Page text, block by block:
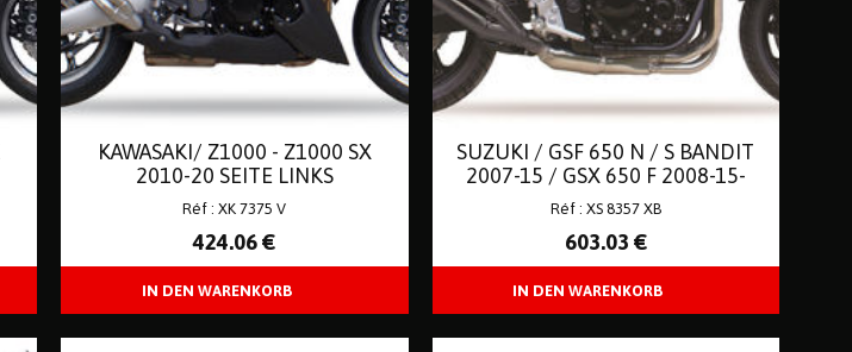
KAWASAKI/ Z1000 - Z1000 SX
2010-20 SEITE LINKS
Réf : XK 7375 V
424.06 €
SUZUKI / GSF 650 N / S BANDIT
2007-15 / GSX 650 F 2008-15-
1250 BANDIT
Réf : XS 8357 XB
603.03 €